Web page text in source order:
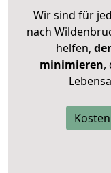
Wir sind für
nach
helfen,
minimieren,